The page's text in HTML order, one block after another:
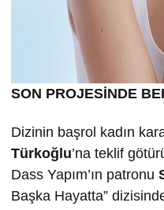
SON PROJESİNDE
Dizinin başrol kadın
Türkoğlu’na teklif
Dass Yapım’ın patronu
Başka Hayatta”